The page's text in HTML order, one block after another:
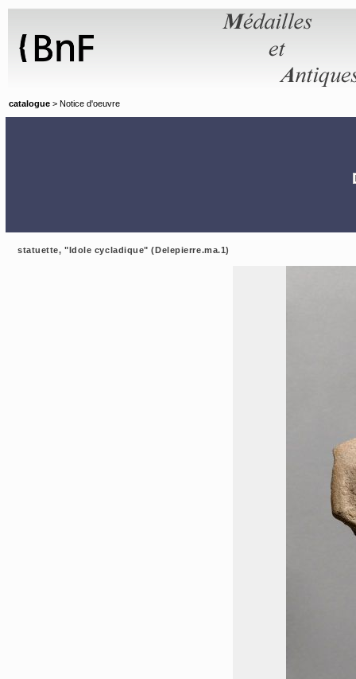
catalogue > Notice d'oeuvre
statuette, "Idole cycladique" (Delepierre.ma.1)